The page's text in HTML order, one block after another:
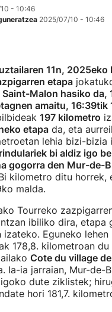
- 10:46
2025/07/10 - 10:46
11n, 2025eko
etapa
Saint-Malon hasiko da,
amaitu, 16:39tik
197 kilometro
etapa da, eta
lehia bizi-bizia
bi aldiz igo
gogorra den Mur-de-
kilometro ditu horrek,
malda.
Tourreko
ibiliko dira, etapa
izateko. Eguneko lehen
178,8. kilometroan
Cote du village
Ia-ia jarraian, Mur-de-
dute ziklistek;
hori 181,7.